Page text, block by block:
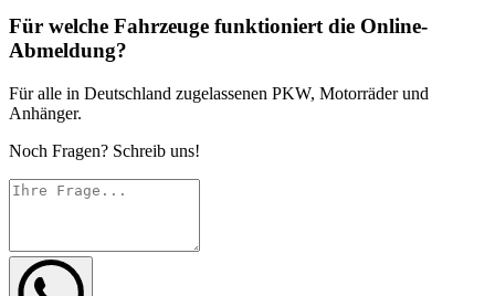
Für welche Fahrzeuge funktioniert die Online-
Abmeldung?
Für alle in Deutschland zugelassenen PKW, Motorräder und
Anhänger.
Noch Fragen? Schreib uns!